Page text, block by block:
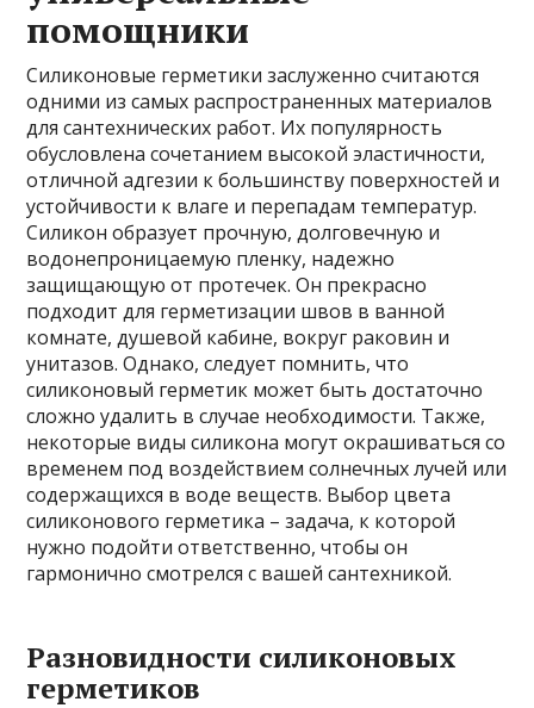
помощники
Силиконовые герметики заслуженно считаются
одними из самых распространенных материалов
для сантехнических работ. Их популярность
обусловлена сочетанием высокой эластичности,
отличной адгезии к большинству поверхностей и
устойчивости к влаге и перепадам температур.
Силикон образует прочную, долговечную и
водонепроницаемую пленку, надежно
защищающую от протечек. Он прекрасно
подходит для герметизации швов в ванной
комнате, душевой кабине, вокруг раковин и
унитазов. Однако, следует помнить, что
силиконовый герметик может быть достаточно
сложно удалить в случае необходимости. Также,
некоторые виды силикона могут окрашиваться со
временем под воздействием солнечных лучей или
содержащихся в воде веществ. Выбор цвета
силиконового герметика – задача, к которой
нужно подойти ответственно, чтобы он
гармонично смотрелся с вашей сантехникой.
Разновидности силиконовых
герметиков